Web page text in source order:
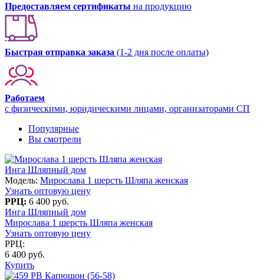
Предоставляем сертификаты на продукцию
Быстрая отправка заказа (1-2 дня после оплаты)
Работаем
с физическими, юридическими лицами, организаторами СП
Популярные
Вы смотрели
Инга Шляпный дом
Модель: Мирослава 1 шерсть Шляпа женская
Узнать оптовую цену
РРЦ: 6 400 руб.
Инга Шляпный дом
Мирослава 1 шерсть Шляпа женская
Узнать оптовую цену
РРЦ:
6 400 руб.
Купить